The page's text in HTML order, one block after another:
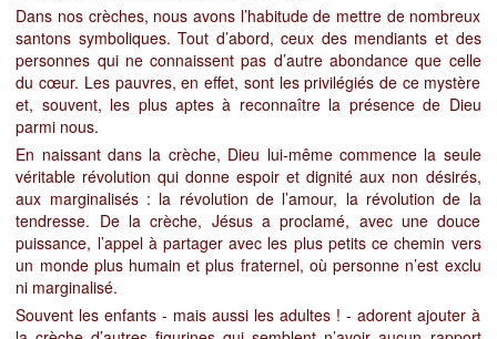
Dans nos crèches, nous avons l’habitude de mettre de nombreux
santons symboliques. Tout d’abord, ceux des mendiants et des
personnes qui ne connaissent pas d’autre abondance que celle
du cœur. Les pauvres, en effet, sont les privilégiés de ce mystère
et, souvent, les plus aptes à reconnaître la présence de Dieu
parmi nous.
En naissant dans la crèche, Dieu lui-même commence la seule
véritable révolution qui donne espoir et dignité aux non désirés,
aux marginalisés : la révolution de l’amour, la révolution de la
tendresse. De la crèche, Jésus a proclamé, avec une douce
puissance, l’appel à partager avec les plus petits ce chemin vers
un monde plus humain et plus fraternel, où personne n’est exclu
ni marginalisé.
Souvent les enfants - mais aussi les adultes ! - adorent ajouter à